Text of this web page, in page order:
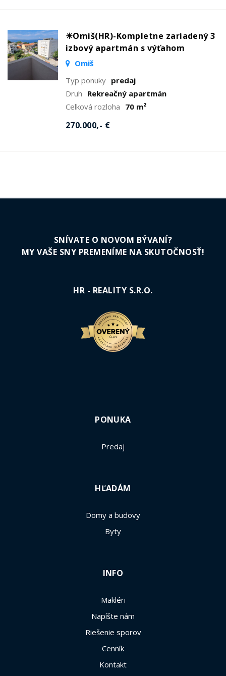
☀Omiš(HR)-Kompletne zariadený 3
izbový apartmán s výťahom
Omiš
Typ ponuky predaj
Druh Rekreačný apartmán
Celková rozloha 70 m²
270.000,- €
SNÍVATE O NOVOM BÝVANÍ?
MY VAŠE SNY PREMENÍME NA SKUTOČNOSŤ!
HR - REALITY S.R.O.
PONUKA
Predaj
HĽADÁM
Domy a budovy
Byty
INFO
Makléri
Napíšte nám
Riešenie sporov
Cenník
Kontakt